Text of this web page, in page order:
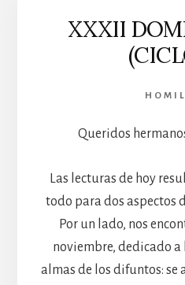
XXXII
Queridos
Las lecturas de hoy
todo para dos aspectos
Por un lado, nos
noviembre, dedicado
almas de los difuntos: se